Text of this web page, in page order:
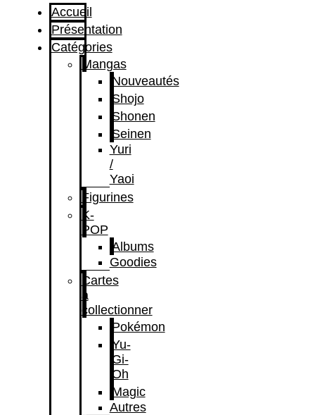
Accueil
Présentation
Catégories
Mangas
Nouveautés
Shojo
Shonen
Seinen
Yuri
/
Yaoi
Figurines
K-
POP
Albums
Goodies
Cartes
à
collectionner
Pokémon
Yu-
Gi-
Oh
Magic
Autres